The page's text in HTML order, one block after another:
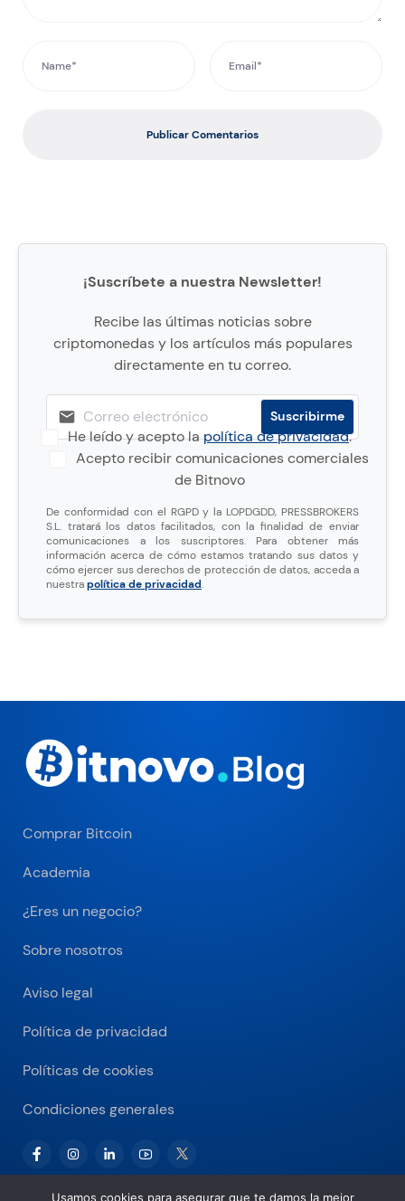
Publicar Comentarios
¡Suscríbete a nuestra Newsletter!
Recibe las últimas noticias sobre
criptomonedas y los artículos más populares
directamente en tu correo.
He leído y acepto lapolítica de privacidad.
Acepto recibir comunicaciones comerciales
de Bitnovo
De conformidad con el RGPD y la LOPDGDD, PRESSBROKERS
S.L. tratará los datos facilitados, con la finalidad de enviar
comunicaciones a los suscriptores. Para obtener más
información acerca de cómo estamos tratando sus datos y
cómo ejercer sus derechos de protección de datos, acceda a
nuestrapolítica de privacidad.
Comprar Bitcoin
Academia
¿Eres un negocio?
Sobre nosotros
Aviso legal
Política de privacidad
Políticas de cookies
Condiciones generales
Usamos cookies para asegurar que te damos la mejor